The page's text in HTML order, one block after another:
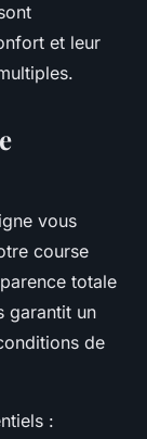
et leur
vous
course
totale
garantit un
de
: